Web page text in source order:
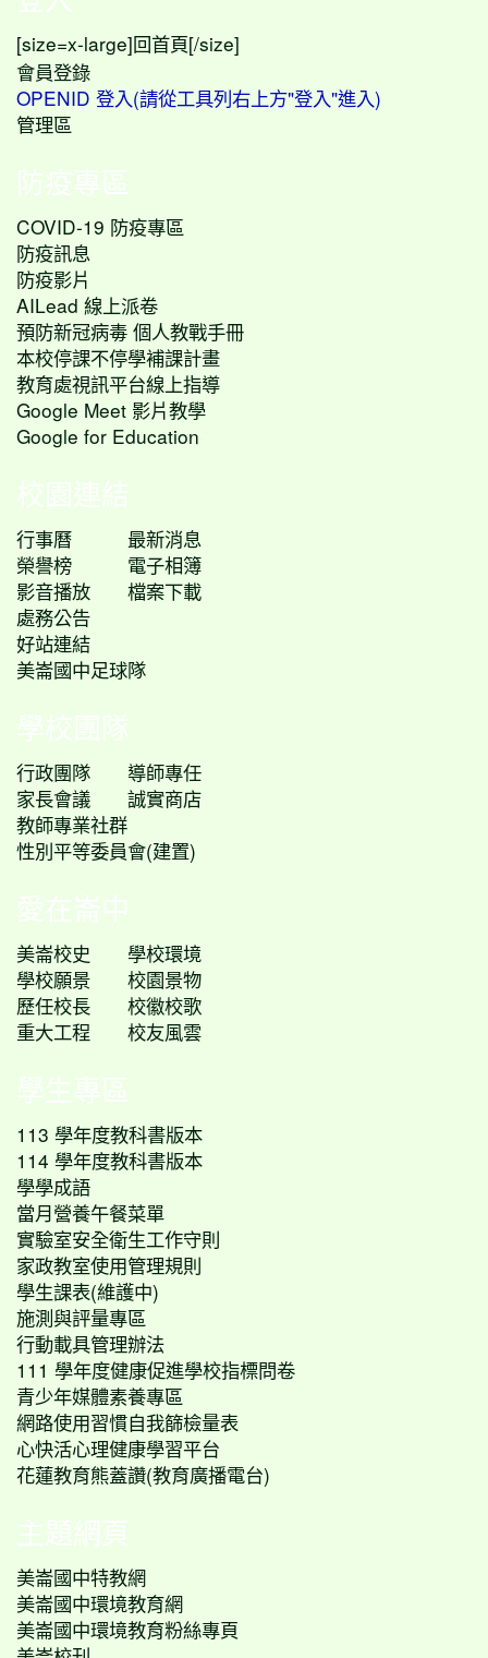
[size=x-large] 回首頁[/size]
會員登錄
OPENID 登入(請從工具列右上方"登入"進入)
管理區
防疫專區
COVID-19 防疫專區
防疫訊息
防疫影片
AILead 線上派卷
預防新冠病毒 個人教戰手冊
本校停課不停學補課計畫
教育處視訊平台線上指導
Google Meet 影片教學
Google for Education
校園連結
行事曆
最新消息
榮譽榜
電子相簿
影音播放
檔案下載
處務公告
好站連結
美崙國中足球隊
學校團隊
行政團隊
導師專任
家長會議
誠實商店
教師專業社群
性別平等委員會(建置)
愛在崙中
美崙校史
學校環境
學校願景
校園景物
歷任校長
校徽校歌
重大工程
校友風雲
學生專區
113 學年度教科書版本
114 學年度教科書版本
學學成語
當月營養午餐菜單
實驗室安全衛生工作守則
家政教室使用管理規則
學生課表(維護中)
施測與評量專區
行動載具管理辦法
111 學年度健康促進學校指標問卷
青少年媒體素養專區
網路使用習慣自我篩檢量表
心快活心理健康學習平台
花蓮教育熊蓋讚(教育廣播電台)
主題網頁
美崙國中特教網
美崙國中環境教育網
美崙國中環境教育粉絲專頁